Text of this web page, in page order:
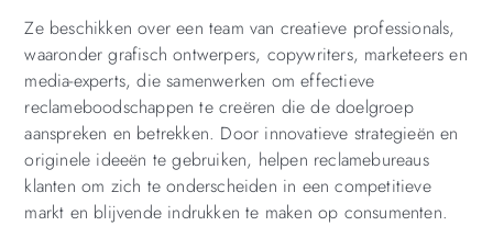
Ze beschikken over een team van creatieve professionals,
waaronder grafisch ontwerpers, copywriters, marketeers en
media-experts, die samenwerken om effectieve
reclameboodschappen te creëren die de doelgroep
aanspreken en betrekken. Door innovatieve strategieën en
originele ideeën te gebruiken, helpen reclamebureaus
klanten om zich te onderscheiden in een competitieve
markt en blijvende indrukken te maken op consumenten.